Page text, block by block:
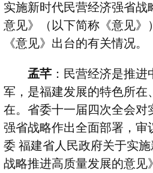
实施新时代民营经济强省战
意见》（以下简称《意见》
《意见》出台的有关情况。
孟芊：民营经济是推进
军，是福建发展的特色所在
在。省委十一届四次全会对
强省战略作出全面部署，审
委 福建省人民政府关于实
战略推进高质量发展的意见